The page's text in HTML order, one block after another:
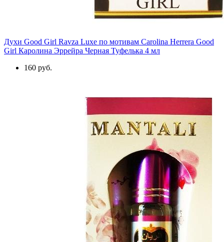
Духи Good Girl Ravza Luxe по мотивам Carolina Herrera Good
Girl Каролина Эррейра Черная Туфелька 4 мл
160 руб.